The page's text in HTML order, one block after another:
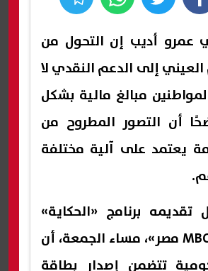
عمرو أديب إن التحول من
إلى الدعم النقدي لا
مبالغ مالية بشكل
أن التصور المطروح من
يعتمد على آلية مختلفة
تقديمه برنامج «الحكاية»
على قناة «MBC مصر»، مساء الجمعة، أن
تتضمن إصدار بطاقة